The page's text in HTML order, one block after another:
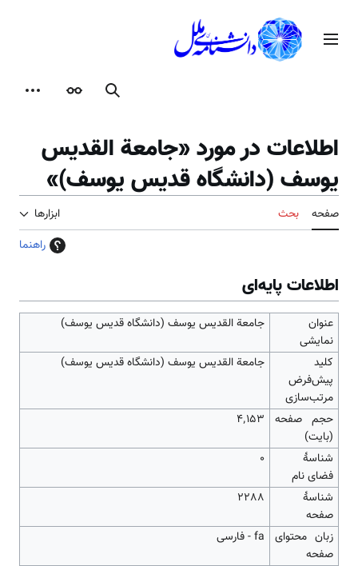
محتوامنوی اصلی
جستجوظاهر
اطلاعات در مورد «جامعة القديس
يوسف (دانشگاه قديس يوسف)»
صفحه بحث
ابزارها
راهنما
اطلاعات پایه‌ای
عنوان
نمایشی
جامعة القديس يوسف (دانشگاه قديس يوسف)
کلید
پیش‌فرض
مرتب‌سازی
جامعة القديس يوسف (دانشگاه قديس يوسف)
حجم صفحه
(بایت)
۴٬۱۵۳
شناسهٔ
فضای نام
0
شناسهٔ
صفحه
2288
زبان محتوای
صفحه
fa - فارسی